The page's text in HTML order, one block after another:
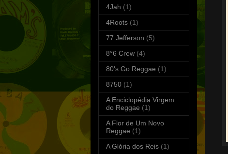
4Jah (1)
4Roots (1)
77 Jefferson (5)
8°6 Crew (4)
80's Go Reggae (1)
8750 (1)
A Enciclopédia Virgem
do Reggae (1)
A Flor de Um Novo
Reggae (1)
A Glória dos Reis (1)